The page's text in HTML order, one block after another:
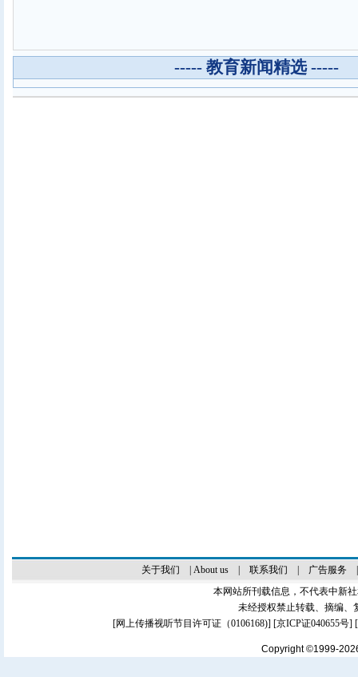
----- 教育新闻精选 -----
关于我们 About us| 联系我们 广告服务
本网站所刊载信息，不代表中新
未经授权禁止转载、摘编、
[网上传播视听节目许可证（0106168)] [京ICP证040655号]
Copyright ©1999-